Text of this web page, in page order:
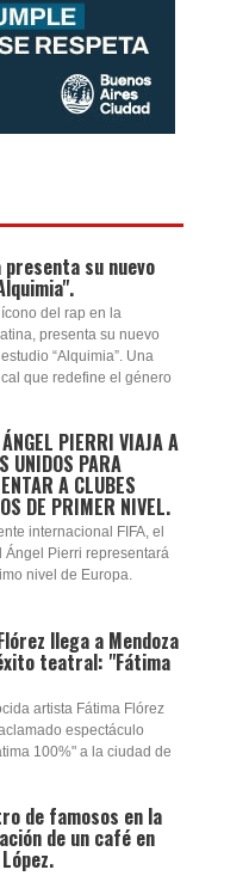
presenta su nuevo
del rap en la
presenta su nuevo
“Alquimia”. Una
que redefine el género
PIERRI VIAJA A
UNIDOS PARA
A CLUBES
DE PRIMER NIVEL.
internacional FIFA, el
Ángel Pierri representará
nivel de Europa.
llega a Mendoza
teatral: "Fátima
artista Fátima Flórez
espectáculo
100%" a la ciudad de
de famosos en la
de un café en